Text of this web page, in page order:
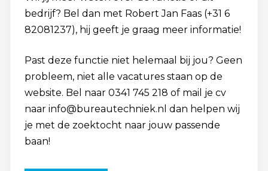
bedrijf? Bel dan met Robert Jan Faas (+31 6
82081237), hij geeft je graag meer informatie!
Past deze functie niet helemaal bij jou? Geen
probleem, niet alle vacatures staan op de
website. Bel naar 0341 745 218 of mail je cv
naar info@bureautechniek.nl dan helpen wij
je met de zoektocht naar jouw passende
baan!